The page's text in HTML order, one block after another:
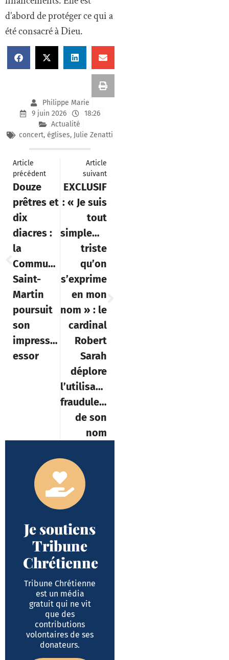
d’abord de protéger ce qui a
été consacré à Dieu.
Philippe Marie
9 juin 2026
18:26
Actualité
concert, églises, Julie Zenatti
Article
précédent
Douze
prêtres et
dix
diacres :
la
Communauté
Saint-
Martin
poursuit
son
impressionnant
essor
Article
suivant
EXCLUSIF
: « Je suis
tout
simplement
triste
qu’on
s’exprime
en mon
nom » : le
cardinal
Robert
Sarah
déplore
l’utilisation
frauduleuse
de son
nom
Je soutiens
Tribune
Chrétienne
Tribune Chrétienne
est un média
gratuit qui ne vit
que des
contributions
volontaires de ses
donateurs.